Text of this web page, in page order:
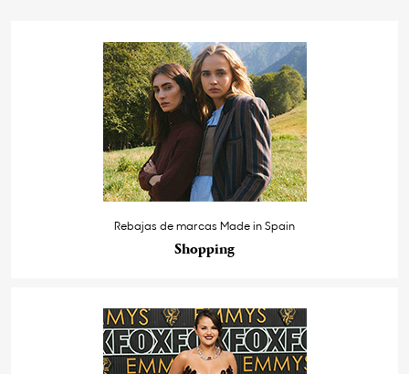
Rebajas de marcas Made in Spain
Shopping